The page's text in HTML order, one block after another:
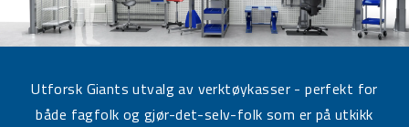
Utforsk Giants utvalg av verktøykasser - perfekt for
både fagfolk og gjør-det-selv-folk som er på utkikk